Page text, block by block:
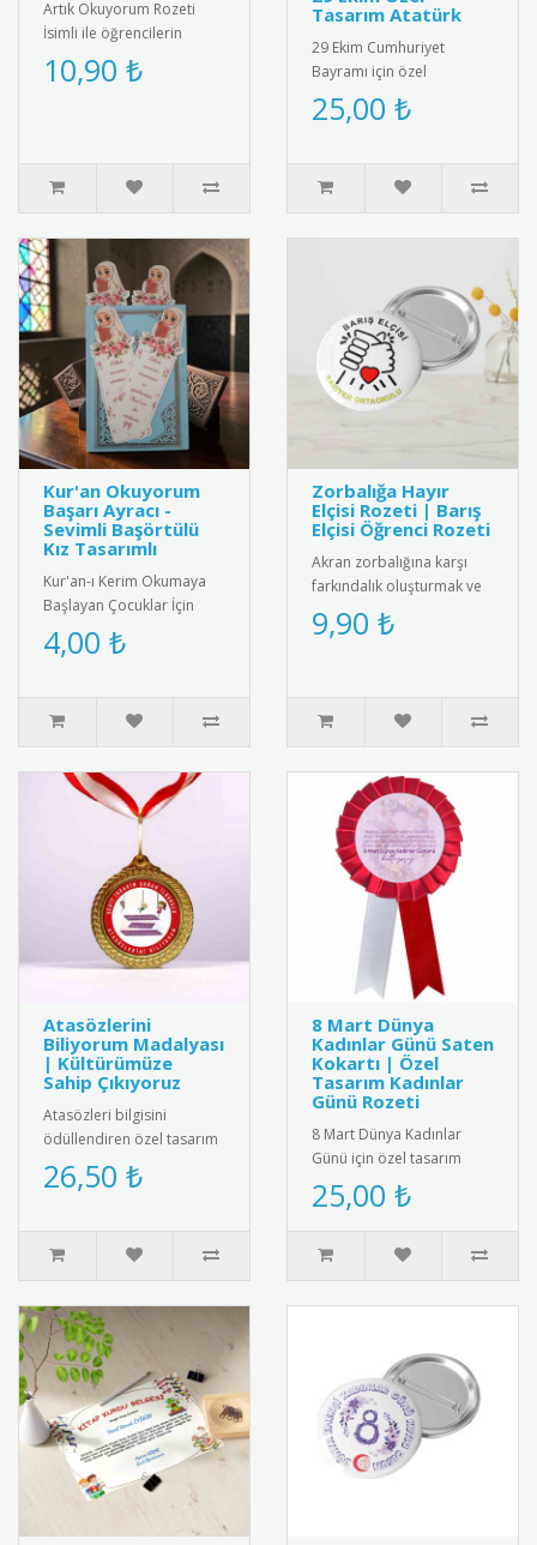
Artık Okuyorum Rozeti
İsimli ile öğrencilerin
başarısını kişiselleştirin!
Özel isim baskılı tasarımı..
10,90 ₺
Tasarım Atatürk
29 Ekim Cumhuriyet
Bayramı için özel
tasarlanmış, kaliteli metal
ve emaye malzemeden
25,00 ₺
Kur'an Okuyorum
Başarı Ayracı -
Sevimli Başörtülü
Kız Tasarımlı
Kur'an-ı Kerim Okumaya
Başlayan Çocuklar İçin
Anlamlı Bir Hediye: Sevimli
Başörtülü Kız Tasarımlı Ku..
4,00 ₺
Zorbalığa Hayır
Elçisi Rozeti | Barış
Elçisi Öğrenci Rozeti
Akran zorbalığına karşı
farkındalık oluşturmak ve
barış elçisi öğrencileri
ödüllendirmek için tasarl..
9,90 ₺
Atasözlerini
Biliyorum Madalyası
| Kültürümüze
Sahip Çıkıyoruz
Atasözleri bilgisini
ödüllendiren özel tasarım
madalya. Türk kültürünü
yaşatmak ve dil
26,50 ₺
8 Mart Dünya
Kadınlar Günü Saten
Kokartı | Özel
Tasarım Kadınlar
Günü Rozeti
8 Mart Dünya Kadınlar
Günü için özel tasarım
saten kokart.Yüksek kaliteli
kadife dokulu saten
kumaşt..
25,00 ₺